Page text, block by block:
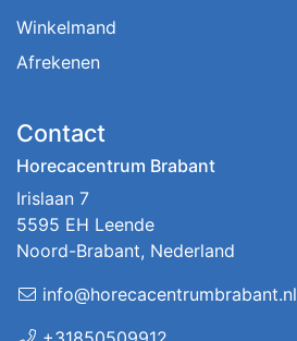
Winkelmand
Afrekenen
Contact
Horecacentrum Brabant
Irislaan 7
5595 EH Leende
Noord-Brabant, Nederland
info@horecacentrumbrabant.nl